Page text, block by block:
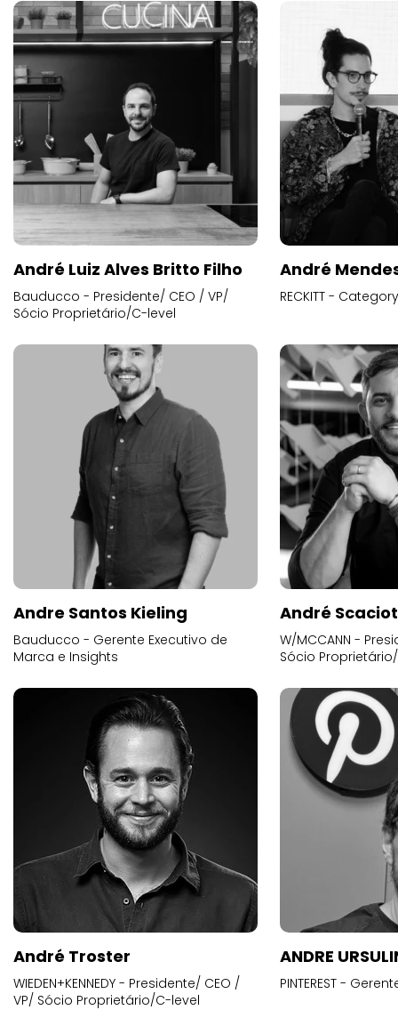
André Luiz Alves Britto Filho
Bauducco - Presidente/ CEO / VP/
Sócio Proprietário/C-level
André
RECKITT -
Andre Santos Kieling
Bauducco - Gerente Executivo de
Marca e Insights
André
W/MCCANN -
Sócio
André Troster
WIEDEN+KENNEDY - Presidente/ CEO /
VP/ Sócio Proprietário/C-level
ANDRE
PINTEREST -